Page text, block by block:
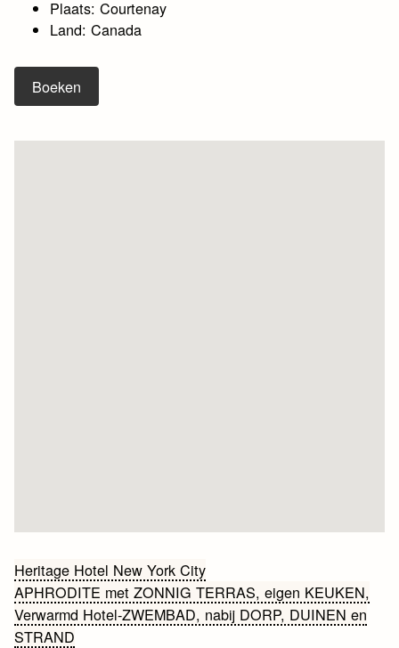
Plaats: Courtenay
Land: Canada
Boeken
Bericht
navigatie
Heritage Hotel New York City
APHRODITE met ZONNIG TERRAS, eigen KEUKEN,
Verwarmd Hotel-ZWEMBAD, nabij DORP, DUINEN en
STRAND